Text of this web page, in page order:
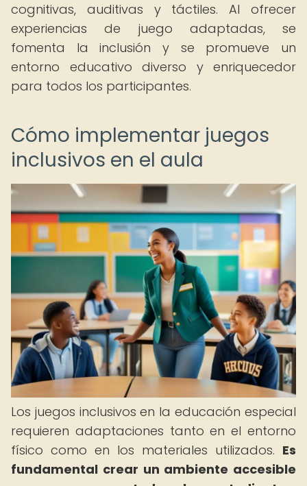
cognitivas, auditivas y táctiles. Al ofrecer
experiencias de juego adaptadas, se
fomenta la inclusión y se promueve un
entorno educativo diverso y enriquecedor
para todos los participantes.
Cómo implementar juegos
inclusivos en el aula
Los juegos inclusivos en la educación especial
requieren adaptaciones tanto en el entorno
físico como en los materiales utilizados. Es
fundamental crear un ambiente accesible